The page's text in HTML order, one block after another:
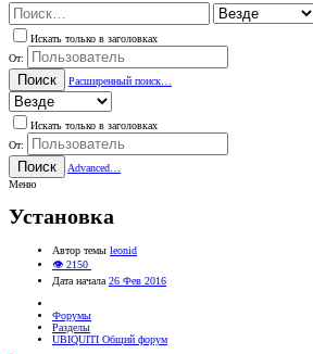
Искать только в заголовках
От:
Поиск Расширенный поиск…
Искать только в заголовках
От:
Поиск
Advanced…
Меню
Установка
Автор темы leonid
👁 2150
Дата начала 26 Фев 2016
Форумы
Разделы
UBIQUITI Общий форум